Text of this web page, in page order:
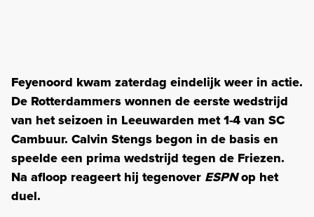
Feyenoord kwam zaterdag eindelijk weer in actie.
De Rotterdammers wonnen de eerste wedstrijd
van het seizoen in Leeuwarden met 1-4 van SC
Cambuur. Calvin Stengs begon in de basis en
speelde een prima wedstrijd tegen de Friezen.
Na afloop reageert hij tegenover ESPNop het
duel.